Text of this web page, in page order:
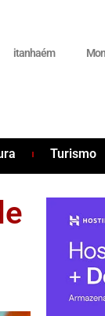
itanhaém
Turismo